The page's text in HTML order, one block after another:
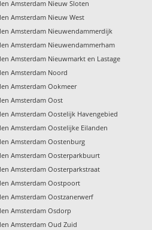
Amsterdam Nieuw Sloten
Amsterdam Nieuw West
Amsterdam Nieuwendammerdijk
Amsterdam Nieuwendammerham
Amsterdam Nieuwmarkt en Lastage
Amsterdam Noord
Amsterdam Ookmeer
Amsterdam Oost
Amsterdam Oostelijk Havengebied
Amsterdam Oostelijke Eilanden
Amsterdam Oostenburg
Amsterdam Oosterparkbuurt
Amsterdam Oosterparkstraat
Amsterdam Oostpoort
Amsterdam Oostzanerwerf
Amsterdam Osdorp
Amsterdam Oud Zuid